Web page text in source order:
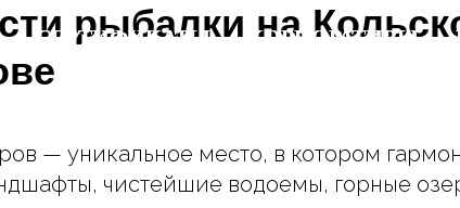
СЕРТИФИКАТЫ КОРПОРАТИВЫ
рыбалки на
— уникальное место, в котором
чистейшие водоемы, горные
СЕРТИФИКАТЫ КОРПОРАТИВЫ